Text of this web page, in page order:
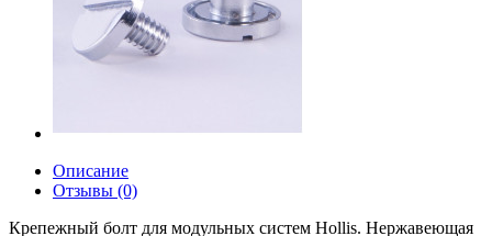
Описание
Отзывы (0)
Крепежный болт для модульных систем Hollis. Нержавеющая